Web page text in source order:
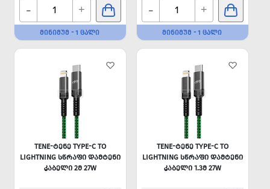
- +
ᲛᲘᲜᲘᲛᲣᲛ - 1 ᲪᲐᲚᲘ
- +
ᲛᲘᲜᲘᲛᲣᲛ - 1 ᲪᲐᲚᲘ
TENE-ᲢᲔᲜᲔ TYPE-C TO
LIGHTNING ᲡᲬᲠᲐᲤᲘ ᲓᲐᲛᲢᲔᲜᲘ
ᲙᲐᲑᲔᲚᲘ 2Მ 27W
TENE-ᲢᲔᲜᲔ TYPE-C TO
LIGHTNING ᲡᲬᲠᲐᲤᲘ ᲓᲐᲛᲢᲔᲜᲘ
ᲙᲐᲑᲔᲚᲘ 1.3Მ 27W